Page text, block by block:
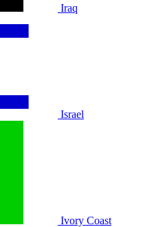
Iraq
Israel
Ivory Coast